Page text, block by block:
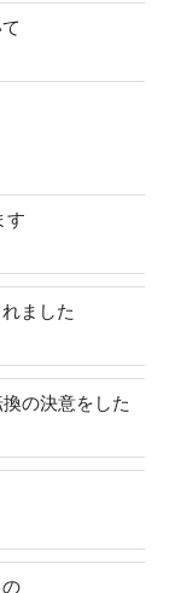
す
ました
の決意をした